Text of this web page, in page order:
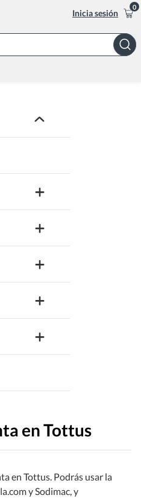
Inicia sesión
0
contraseña
de entrega
en Tottus
en Tottus. Podrás usar la
y Sodimac, y